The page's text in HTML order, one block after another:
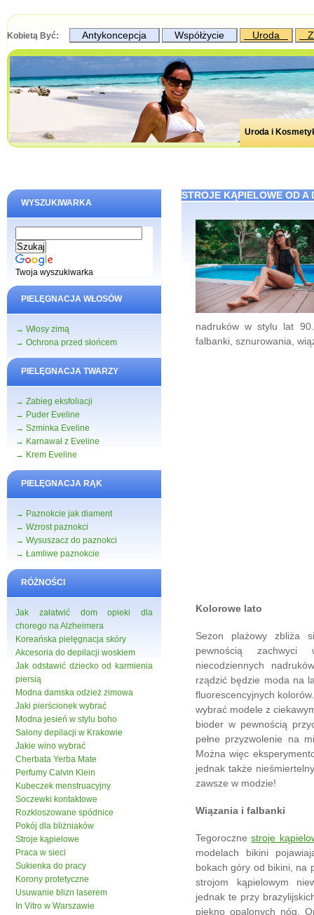
Kobietą Być: Antykoncepcja Współżycie Uroda
Uroda i
WYSZUKIWARKA
Twoja wyszukiwarka
PIELĘGNACJA WŁOSÓW
→ Włosy zimą
→ Ochrona przed słońcem
PIELĘGNACJA TWARZY
→ Zabieg eksfoliacji
→ Puder Eveline
→ Szminka Eveline
→ Karnawał z Eveline
→ Krem Eveline
PIELĘGNACJA RĄK
→ Paznokcie jak diament
→ Wzrost paznokci
→ Wysuszacz do paznokci
→ Łamliwe paznokcie
RÓŻNOŚCI
Jak załatwić dom opieki dla
chorego na Alzheimera
Koreańska pielęgnacja skóry
Akcesoria do depilacji woskiem
Jak odstawić dziecko od karmienia
piersią
Modna damska odzież zimowa
Jaki pierścionek wybrać
Modna jesień w stylu boho
Salony depilacji w Krakowie
Jakie wino wybrać
Cherbata Yerba Mate
Perfumy Calvin Klein
Kubeczek menstruacyjny
Soczewki kontaktowe
Rozkloszowane spódnice
Pokój dla bliżniaków
Stroje kąpielowe
Praca w sieci
Sukienka do pracy
Korony protetyczne
Usuwanie blizn laserem
In Vitro w Warszawie
STROJE KĄPIELOWE OD A
nadruków w stylu lat
falbanki, sznurowania,
Kolorowe lato
Sezon plażowy zbliża
pewnością
niecodziennych
rządzić będzie moda na
fluorescencyjnych
wybrać modele z
bioder w pewnością
pełne przyzwolenie na
Można więc
jednak także
zawsze w modzie!
Wiązania i falbanki
Tegorocznestroje
modelach bikini
bokach góry od bikini, na
strojom kąpielowym
jednak te przy
piękno opalonych nóg.